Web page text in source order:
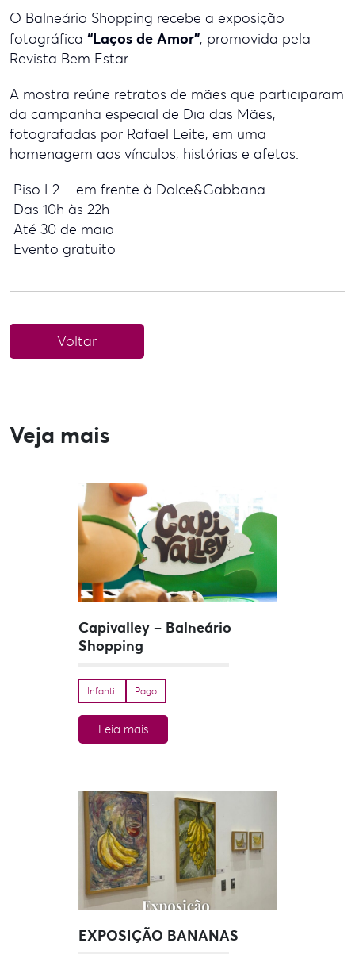
O Balneário Shopping recebe a exposição
fotográfica “Laços de Amor”, promovida pela
Revista Bem Estar.
A mostra reúne retratos de mães que participaram
da campanha especial de Dia das Mães,
fotografadas por Rafael Leite, em uma
homenagem aos vínculos, histórias e afetos.
Piso L2 – em frente à Dolce&Gabbana
Das 10h às 22h
Até 30 de maio
Evento gratuito
Voltar
Veja mais
Capivalley – Balneário
Shopping
Infantil Pago
Leia mais
EXPOSIÇÃO BANANAS